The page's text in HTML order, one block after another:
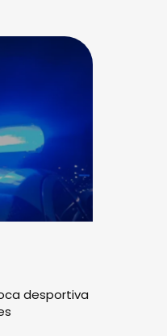
desportiva